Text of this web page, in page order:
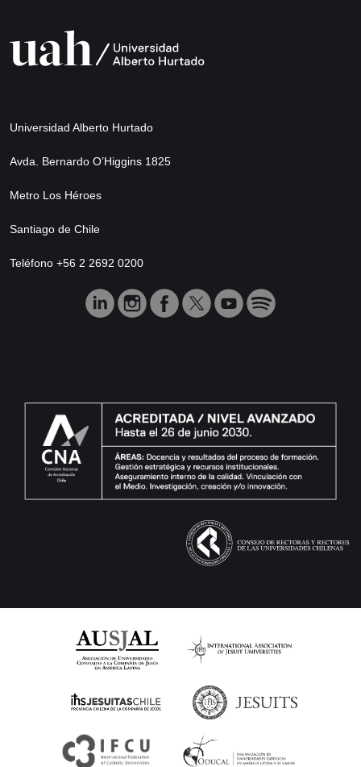
Universidad Alberto Hurtado
Avda. Bernardo O’Higgins 1825
Metro Los Héroes
Santiago de Chile
Teléfono +56 2 2692 0200